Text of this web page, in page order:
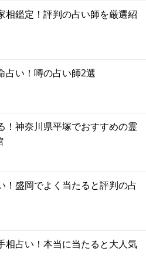
相鑑定！評判の占い師を厳選紹
占い！噂の占い師2選
！神奈川県平塚でおすすめの霊
！盛岡でよく当たると評判の占
相占い！本当に当たると大人気